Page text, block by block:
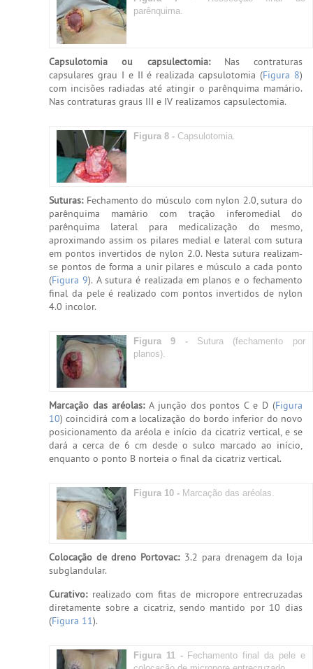
parênquima.
Capsulotomia ou capsulectomia:Nas contraturas
capsulares grau I e II é realizada capsulotomia (Figura 8)
com incisões radiadas até atingir o parênquima mamário.
Nas contraturas graus III e IV realizamos capsulectomia.
Figura 8 - Capsulotomia.
Suturas:Fechamento do músculo com nylon 2.0, sutura do
parênquima mamário com tração inferomedial do
parênquima lateral para medicalização do mesmo,
aproximando assim os pilares medial e lateral com sutura
em pontos invertidos de nylon 2.0. Nesta sutura realizam-
se pontos de forma a unir pilares e músculo a cada ponto
(Figura 9). A sutura é realizada em planos e o fechamento
final da pele é realizado com pontos invertidos de nylon
4.0 incolor.
Figura 9 - Sutura (fechamento por
planos).
Marcação das aréolas:A junção dos pontos C e D (Figura
10) coincidirá com a localização do bordo inferior do novo
posicionamento da aréola e início da cicatriz vertical, e se
dará a cerca de 6 cm desde o sulco marcado ao início,
enquanto o ponto B norteia o final da cicatriz vertical.
Figura 10 - Marcação das aréolas.
Colocação de dreno Portovac:3.2 para drenagem da loja
subglandular.
Curativo:realizado com fitas de micropore entrecruzadas
diretamente sobre a cicatriz, sendo mantido por 10 dias
(Figura 11).
Figura 11 - Fechamento final da pele e